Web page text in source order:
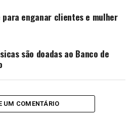
enganar clientes e mulher
são doadas ao Banco de
UM COMENTÁRIO